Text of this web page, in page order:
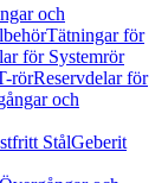
och
Tätningar för
för Systemrör
rörReservdelar för
och
StålGeberit